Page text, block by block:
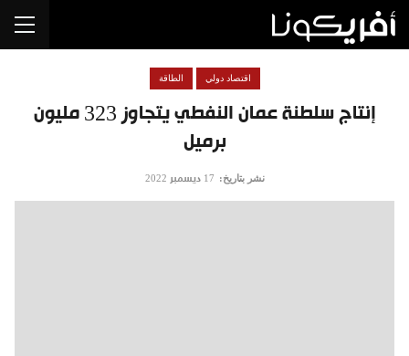
إنتاج سلطنة عمان النفطي يتجاوز 323 مليون
برميل
اقتصاد دولي الطاقة
نشر بتاريخ: 17 ديسمبر 2022